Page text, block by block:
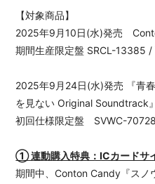
【対象商品】
2025年9月10日(水)発売
期間生産限定盤 SRCL-13385
2025年9月24日(水)発売 『青
を見ない Original Soundtrack』
初回仕様限定盤 SVWC-
① 連動購入特典：ICカードサ
期間中、Conton Candy『スノ